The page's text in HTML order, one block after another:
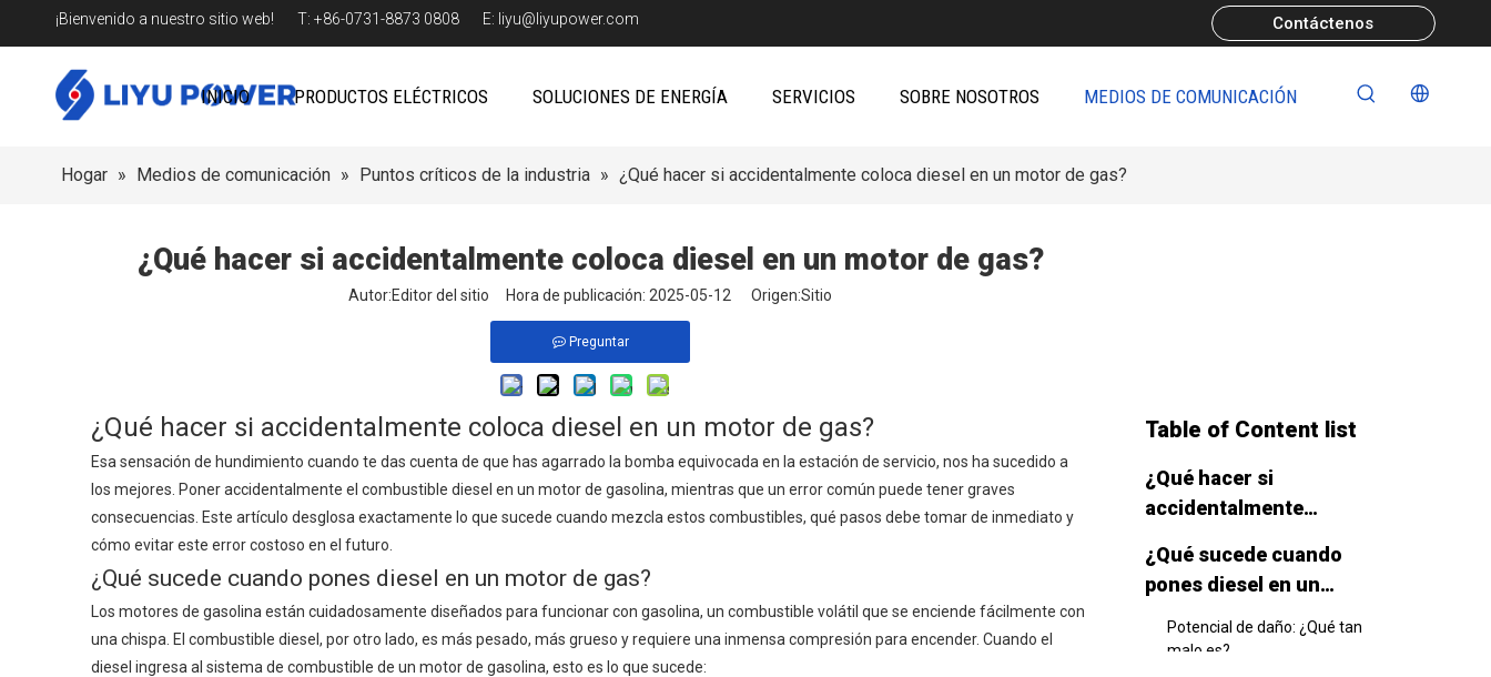
¡Bienvenido a nuestro sitio web! T: +86-0731-8873 0808 E: liyu@liyupower.com Contáctenos
INICIO PRODUCTOS ELÉCTRICOS SOLUCIONES DE ENERGÍA SERVICIOS SOBRE NOSOTROS MEDIOS DE COMUNICACIÓN
Hogar » Medios de comunicación » Puntos críticos de la industria » ¿Qué hacer si accidentalmente coloca diesel en un motor de gas?
¿Qué hacer si accidentalmente coloca diesel en un motor de gas?
Autor:Editor del sitio Hora de publicación: 2025-05-12 Origen:Sitio
Preguntar
¿Qué hacer si accidentalmente coloca diesel en un motor de gas?
Esa sensación de hundimiento cuando te das cuenta de que has agarrado la bomba equivocada en la estación de servicio, nos ha sucedido a
los mejores. Poner accidentalmente el combustible diesel en un motor de gasolina, mientras que un error común puede tener graves
consecuencias. Este artículo desglosa exactamente lo que sucede cuando mezcla estos combustibles, qué pasos debe tomar de inmediato y
cómo evitar este error costoso en el futuro.
¿Qué sucede cuando pones diesel en un motor de gas?
Los motores de gasolina están cuidadosamente diseñados para funcionar con gasolina, un combustible volátil que se enciende fácilmente con
una chispa. El combustible diesel, por otro lado, es más pesado, más grueso y requiere una inmensa compresión para encender. Cuando el
diesel ingresa al sistema de combustible de un motor de gasolina, esto es lo que sucede:
Table of Content list
¿Qué hacer si
accidentalmente
motor de gas?
¿Qué sucede cuando
pones diesel en un
Potencial de daño: ¿Qué tan
malo es?